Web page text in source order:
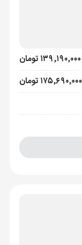
۱۳۹٬۱۹۰٬۰۰۰ تومان
۱۷۵٬۶۹۰٬۰۰۰ تومان